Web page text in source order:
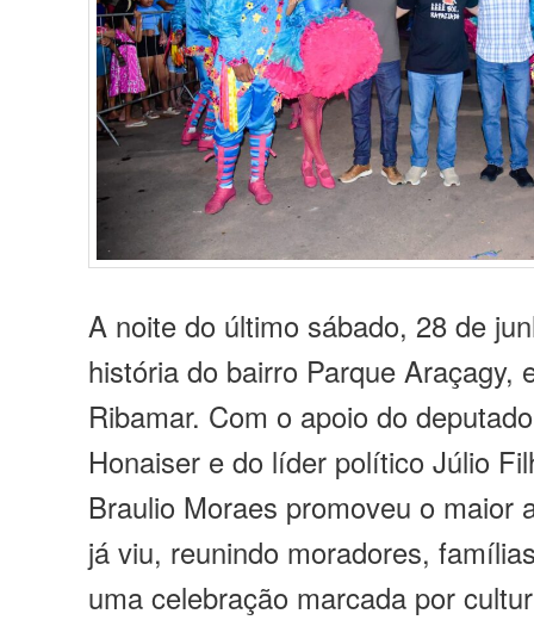
A noite do último sábado, 28 de
história do bairro Parque Araçagy,
Ribamar. Com o apoio do
Honaiser e do líder político Júlio
Braulio Moraes promoveu o maior
já viu, reunindo moradores,
uma celebração marcada por